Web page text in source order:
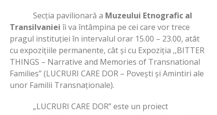
Secția pavilionară a Muzeului Etnografic al
Transilvaniei îi va întâmpina pe cei care vor trece
pragul instituției în intervalul orar 15.00 – 23.00, atât
cu expozițiile permanente, cât și cu Expoziția ,,BITTER
THINGS – Narrative and Memories of Transnational
Families” (LUCRURI CARE DOR – Povești și Amintiri ale
unor Familii Transnaționale).
„LUCRURI CARE DOR” este un proiect